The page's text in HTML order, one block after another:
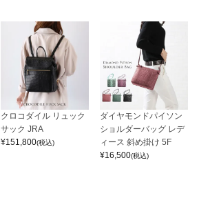
クロコダイル リュック
サック JRA
¥151,800(税込)
ダイヤモンドパイソン
ショルダーバッグ レデ
ィース 斜め掛け 5F
¥16,500(税込)